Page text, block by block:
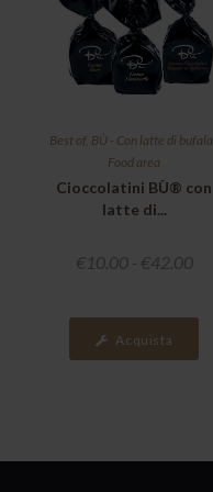
Best of, BÙ - Con latte di bufala
Food area
Cioccolatini BÙ® con
latte di...
€ 10.00 - €42.00
Acquista